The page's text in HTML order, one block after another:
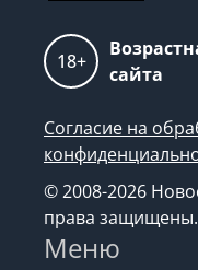
18+
сайта
Согласие на
© 2008-2026
права защищены.
Меню